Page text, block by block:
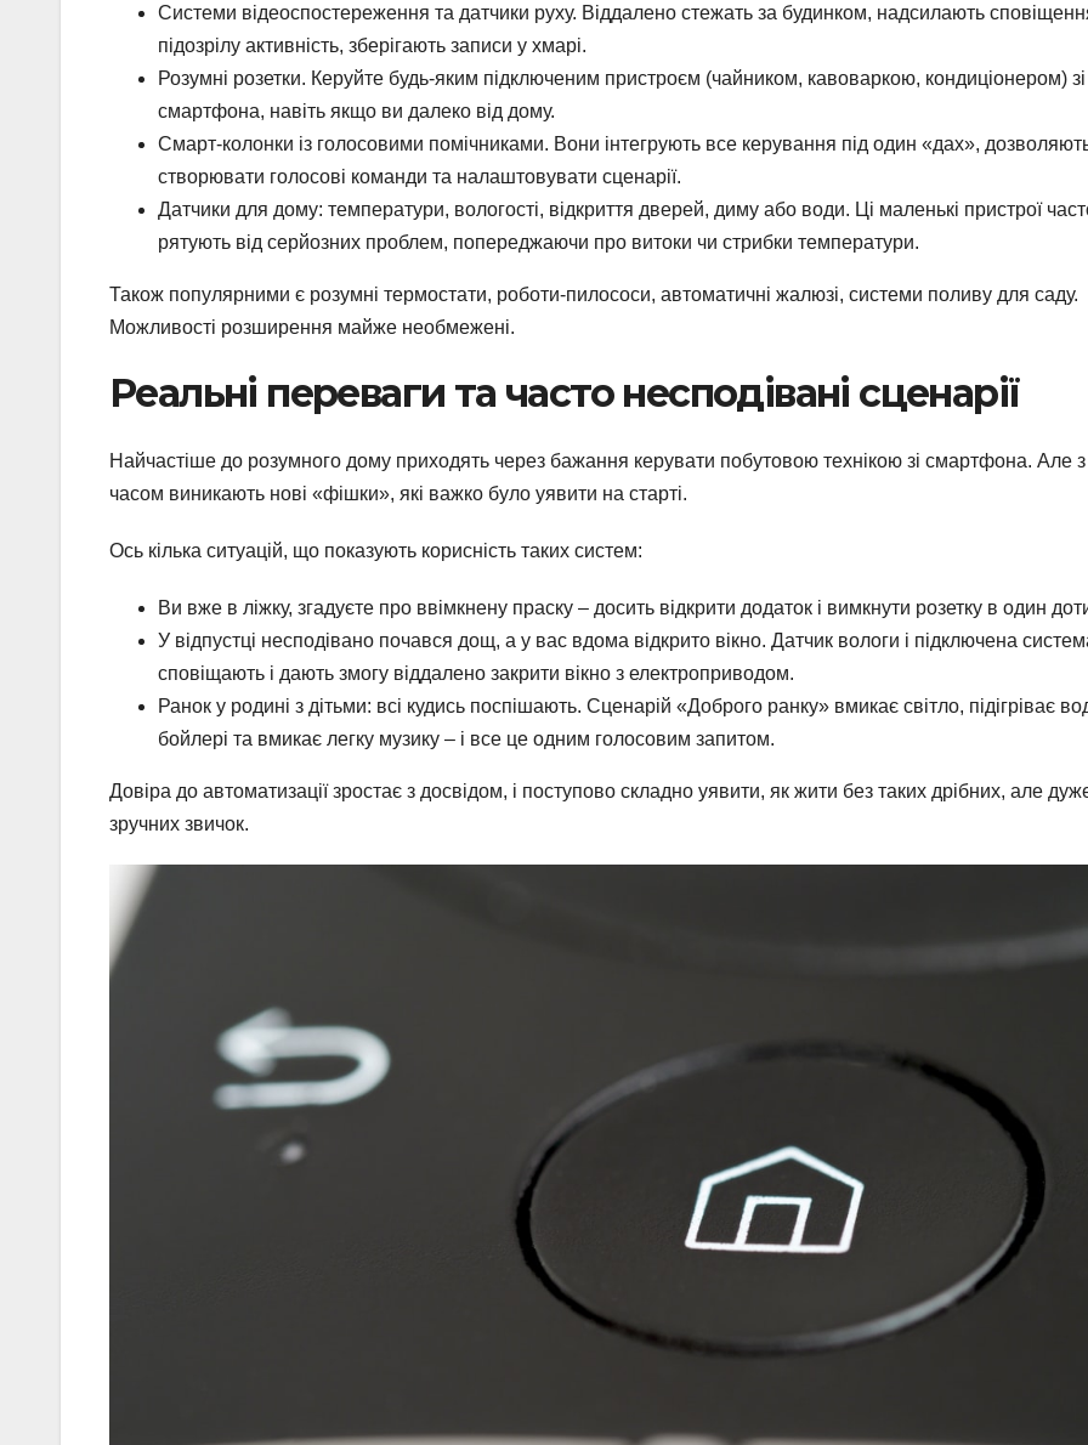
Системи відеоспостереження та датчики руху. Віддалено стежать за будинком, надсилають
підозрілу активність, зберігають записи у хмарі.
Розумні розетки. Керуйте будь-яким підключеним пристроєм (чайником, кавоваркою, кондиціонером) зі
смартфона, навіть якщо ви далеко від дому.
Смарт-колонки із голосовими помічниками. Вони інтегрують все керування під один «дах»,
створювати голосові команди та налаштовувати сценарії.
Датчики для дому: температури, вологості, відкриття дверей, диму або води. Ці маленькі пристрої
рятують від серйозних проблем, попереджаючи про витоки чи стрибки температури.
Також популярними є розумні термостати, роботи-пилососи, автоматичні жалюзі, системи поливу для саду.
Можливості розширення майже необмежені.
Реальні переваги та часто несподівані сценарії
Найчастіше до розумного дому приходять через бажання керувати побутовою технікою зі смартфона. Але з
часом виникають нові «фішки», які важко було уявити на старті.
Ось кілька ситуацій, що показують корисність таких систем:
Ви вже в ліжку, згадуєте про ввімкнену праску – досить відкрити додаток і вимкнути розетку в один
У відпустці несподівано почався дощ, а у вас вдома відкрито вікно. Датчик вологи і підключена
сповіщають і дають змогу віддалено закрити вікно з електроприводом.
Ранок у родині з дітьми: всі кудись поспішають. Сценарій «Доброго ранку» вмикає світло, підігріває
бойлері та вмикає легку музику – і все це одним голосовим запитом.
Довіра до автоматизації зростає з досвідом, і поступово складно уявити, як жити без таких дрібних, але
зручних звичок.